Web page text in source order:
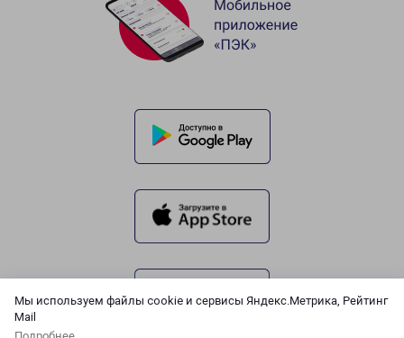
Мы используем файлы cookie и сервисы Яндекс.Метрика, Рейтинг
Mail